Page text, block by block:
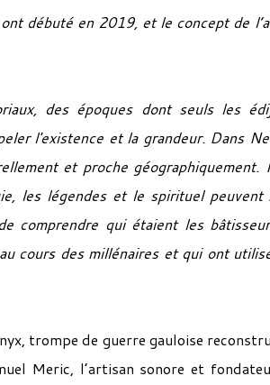
débuté en 2019, et le concept de
des époques dont seuls les
l'existence et la grandeur. Dans
et proche géographiquement.
les légendes et le spirituel peuvent
comprendre qui étaient les
cours des millénaires et qui ont
trompe de guerre gauloise
Meric, l’artisan sonore et